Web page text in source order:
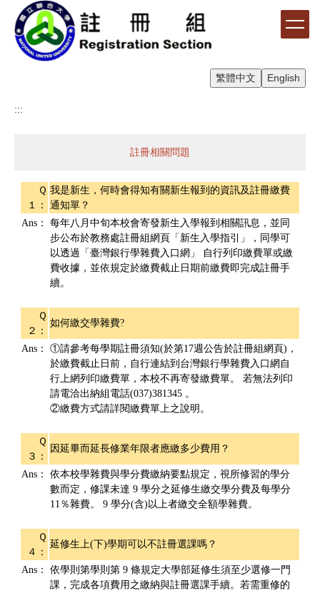
到
主
繁體中文 English
:::
註冊相關問題
Ｑ
１：
我是新生，何時會得知有關新生報到的資訊及註冊繳費
通知單？
Ans：
每年八月中旬本校會寄發新生入學報到相關訊息，並同
步公布於教務處註冊組網頁「新生入學指引」，同學可
以透過「臺灣銀行學雜費入口網」 自行列印繳費單或繳
費收據，並依規定於繳費截止日期前繳費即完成註冊手
續。
Ｑ
２：
如何繳交學雜費?
Ans：
①請參考每學期註冊須知(於第17週公告於註冊組網頁)，
於繳費截止日前，自行連結到台灣銀行學雜費入口網自
行上網列印繳費單，本校不再寄發繳費單。 若無法列印
請電洽出納組電話(037)381345 。
②繳費方式請詳閱繳費單上之說明。
Ｑ
３：
因延畢而延長修業年限者應繳多少費用？
Ans：
依本校學雜費與學分費繳納要點規定，視所修習的學分
數而定，修課未達 9 學分之延修生繳交學分費及每學分
11％雜費。 9 學分(含)以上者繳交全額學雜費。
Ｑ
４：
延修生上(下)學期可以不註冊選課嗎？
Ans：
依學則第學則第 9 條規定大學部延修生須至少選修一門
課，完成各項費用之繳納與註冊選課手續。若需重修的